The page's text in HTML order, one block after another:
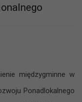
międzygminne w
Ponadlokalnego